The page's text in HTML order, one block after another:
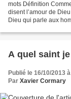
mots Définition
disent l’amour de
Dieu qui parle aux
A quel saint
Publié le 16/10/2013
Par Xavier Cormary